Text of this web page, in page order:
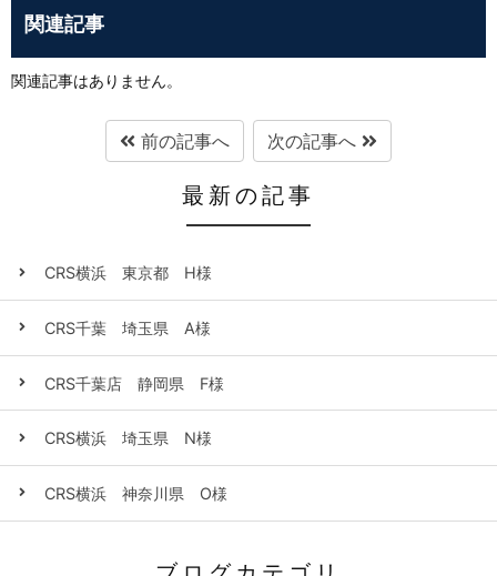
関連記事
関連記事はありません。
前の記事へ 次の記事へ
最新の記事
CRS横浜 東京都 H様
CRS千葉 埼玉県 A様
CRS千葉店 静岡県 F様
CRS横浜 埼玉県 N様
CRS横浜 神奈川県 O様